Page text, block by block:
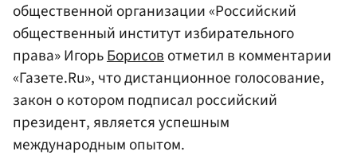
общественной организации «Российский
общественный институт избирательного
права» ИгорьБорисовотметил в комментарии
«Газете.Ru», что дистанционное голосование,
закон о котором подписал российский
президент, является успешным
международным опытом.